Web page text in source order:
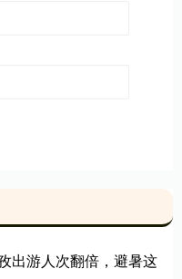
出游人次翻倍，避暑这